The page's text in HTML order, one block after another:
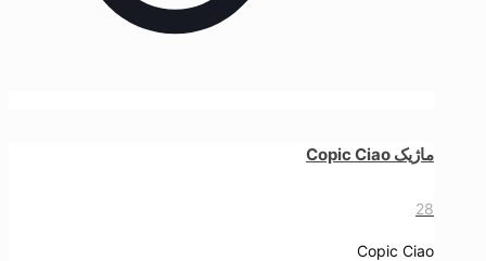
ماژیک Copic Ciao
28
Copic Ciao